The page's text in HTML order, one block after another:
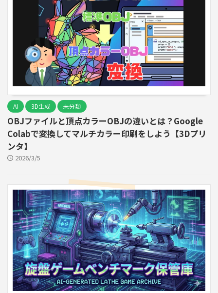
AI 3D生成 未分類
OBJファイルと頂点カラーOBJの違いとは？Google
Colabで変換してマルチカラー印刷をしよう【3Dプリ
ンタ】
2026/3/5